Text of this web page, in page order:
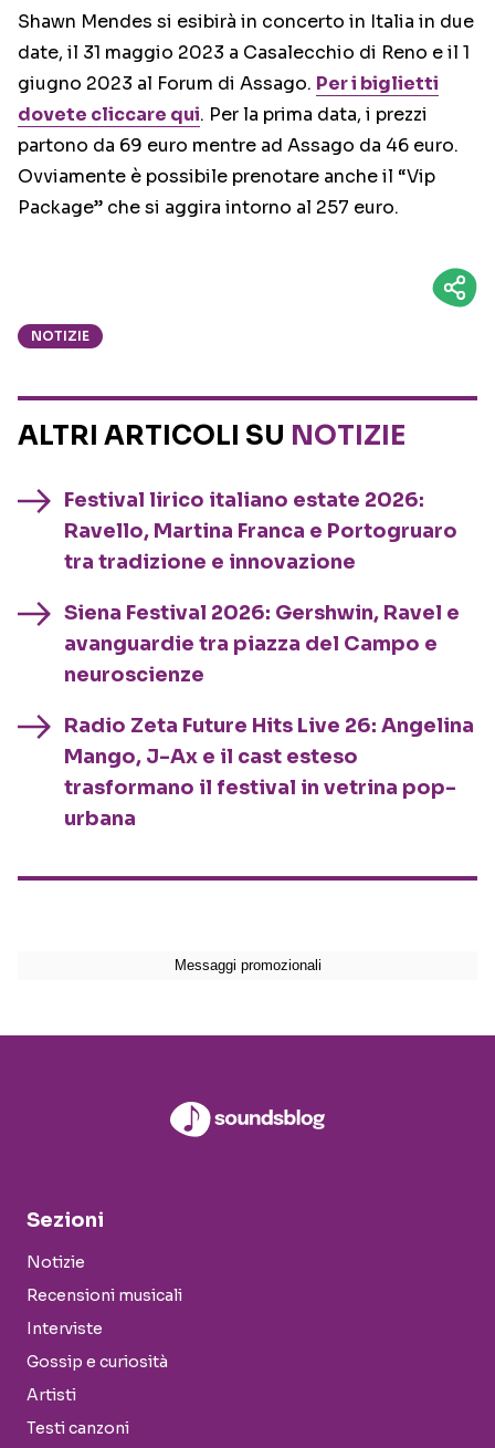
Shawn Mendes si esibirà in concerto in Italia in due
date, il 31 maggio 2023 a Casalecchio di Reno e il 1
giugno 2023 al Forum di Assago. Per i biglietti
dovete cliccare qui. Per la prima data, i prezzi
partono da 69 euro mentre ad Assago da 46 euro.
Ovviamente è possibile prenotare anche il “Vip
Package” che si aggira intorno al 257 euro.
NOTIZIE
ALTRI ARTICOLI SU NOTIZIE
Festival lirico italiano estate 2026:
Ravello, Martina Franca e Portogruaro
tra tradizione e innovazione
Siena Festival 2026: Gershwin, Ravel e
avanguardie tra piazza del Campo e
neuroscienze
Radio Zeta Future Hits Live 26: Angelina
Mango, J-Ax e il cast esteso
trasformano il festival in vetrina pop-
urbana
Sezioni
Notizie
Recensioni musicali
Interviste
Gossip e curiosità
Artisti
Testi canzoni